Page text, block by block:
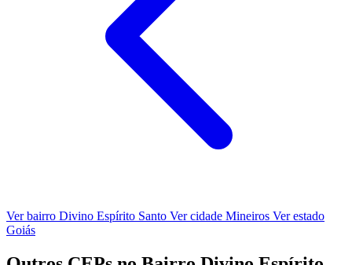
Ver bairro Divino Espírito Santo Ver cidade Mineiros Ver estado
Goiás